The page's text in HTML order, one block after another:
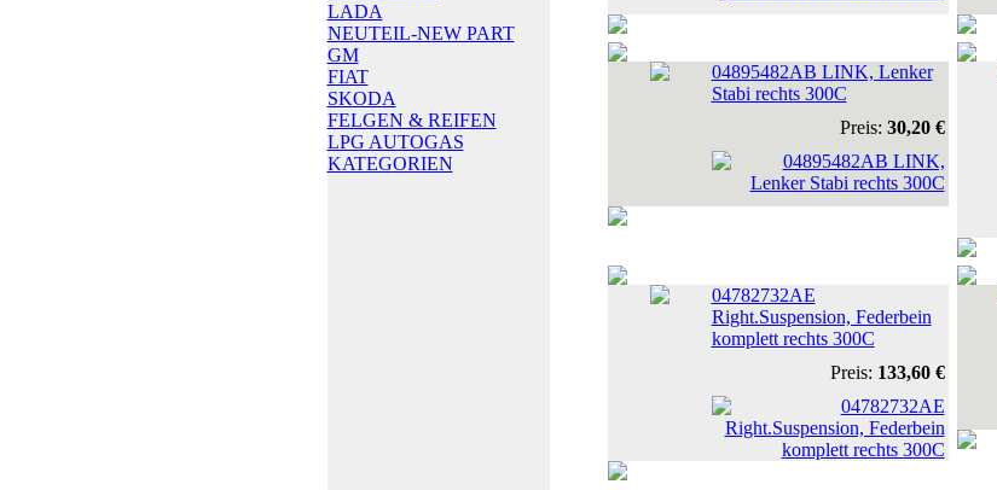
LADA
NEUTEIL-NEW PART
GM
FIAT
SKODA
FELGEN & REIFEN
LPG AUTOGAS
KATEGORIEN
04895482AB LINK, Lenker
Stabi rechts 300C
Preis: 30,20 €
04782732AE
Right.Suspension, Federbein
komplett rechts 300C
Preis: 133,60 €